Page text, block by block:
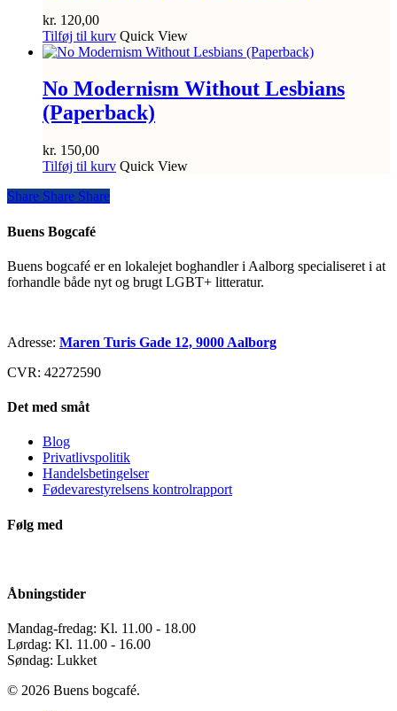
kr. 120,00
Tilføj til kurv Quick View
No Modernism Without Lesbians
(Paperback)
kr. 150,00
Tilføj til kurv Quick View
Share
Share Share Share
Buens Bogcafé
Buens bogcafé er en lokalejet boghandler i Aalborg specialiseret i at
forhandle både nyt og brugt LGBT+ litteratur.
Adresse: Maren Turis Gade 12, 9000 Aalborg
CVR: 42272590
Det med småt
Blog
Privatlivspolitik
Handelsbetingelser
Fødevarestyrelsens kontrolrapport
Følg med
Åbningstider
Mandag-fredag: Kl. 11.00 - 18.00
Lørdag: Kl. 11.00 - 16.00
Søndag: Lukket
© 2026 Buens bogcafé.